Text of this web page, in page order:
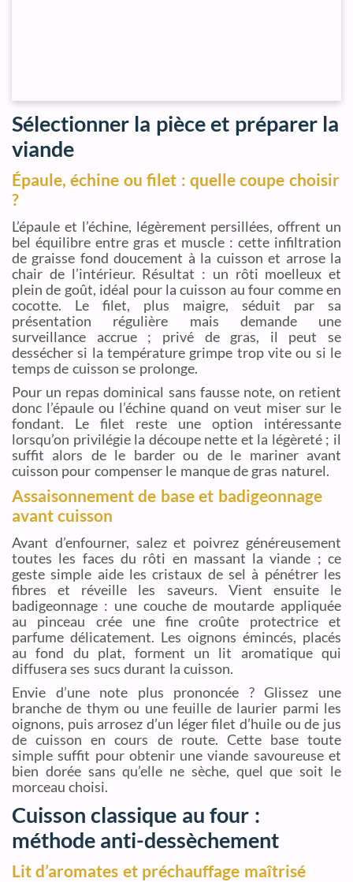
Sélectionner la pièce et préparer la
viande
Épaule, échine ou filet : quelle coupe choisir
?
L’épaule et l’échine, légèrement persillées, offrent un
bel équilibre entre gras et muscle : cette infiltration
de graisse fond doucement à la cuisson et arrose la
chair de l’intérieur. Résultat : un rôti moelleux et
plein de goût, idéal pour la cuisson au four comme en
cocotte. Le filet, plus maigre, séduit par sa
présentation régulière mais demande une
surveillance accrue ; privé de gras, il peut se
dessécher si la température grimpe trop vite ou si le
temps de cuisson se prolonge.
Pour un repas dominical sans fausse note, on retient
donc l’épaule ou l’échine quand on veut miser sur le
fondant. Le filet reste une option intéressante
lorsqu’on privilégie la découpe nette et la légèreté ; il
suffit alors de le barder ou de le mariner avant
cuisson pour compenser le manque de gras naturel.
Assaisonnement de base et badigeonnage
avant cuisson
Avant d’enfourner, salez et poivrez généreusement
toutes les faces du rôti en massant la viande ; ce
geste simple aide les cristaux de sel à pénétrer les
fibres et réveille les saveurs. Vient ensuite le
badigeonnage : une couche de moutarde appliquée
au pinceau crée une fine croûte protectrice et
parfume délicatement. Les oignons émincés, placés
au fond du plat, forment un lit aromatique qui
diffusera ses sucs durant la cuisson.
Envie d’une note plus prononcée ? Glissez une
branche de thym ou une feuille de laurier parmi les
oignons, puis arrosez d’un léger filet d’huile ou de jus
de cuisson en cours de route. Cette base toute
simple suffit pour obtenir une viande savoureuse et
bien dorée sans qu’elle ne sèche, quel que soit le
morceau choisi.
Cuisson classique au four :
méthode anti-dessèchement
Lit d’aromates et préchauffage maîtrisé